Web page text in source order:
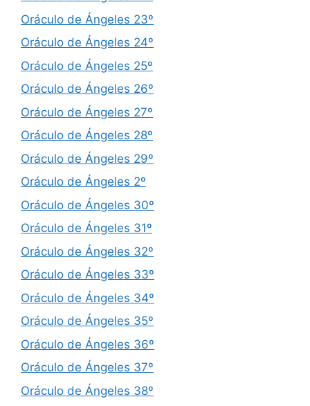
Oráculo de Ángeles 23º
Oráculo de Ángeles 24º
Oráculo de Ángeles 25º
Oráculo de Ángeles 26º
Oráculo de Ángeles 27º
Oráculo de Ángeles 28º
Oráculo de Ángeles 29º
Oráculo de Ángeles 2º
Oráculo de Ángeles 30º
Oráculo de Ángeles 31º
Oráculo de Ángeles 32º
Oráculo de Ángeles 33º
Oráculo de Ángeles 34º
Oráculo de Ángeles 35º
Oráculo de Ángeles 36º
Oráculo de Ángeles 37º
Oráculo de Ángeles 38º